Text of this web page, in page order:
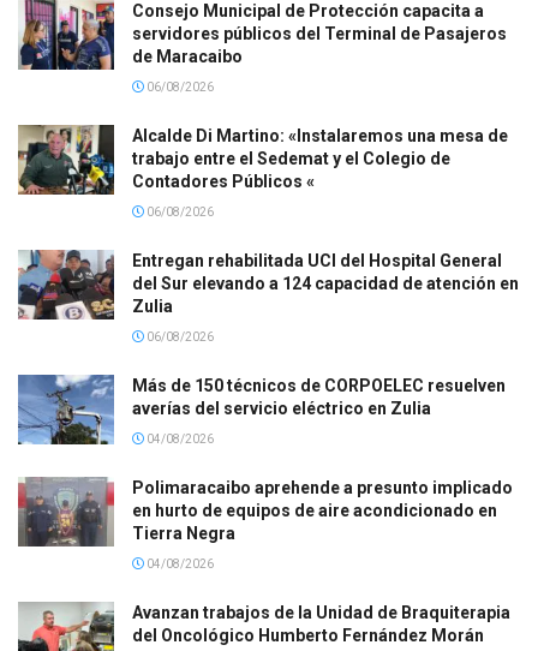
Consejo Municipal de Protección capacita a
servidores públicos del Terminal de Pasajeros
de Maracaibo
06/08/2026
Alcalde Di Martino: «Instalaremos una mesa de
trabajo entre el Sedemat y el Colegio de
Contadores Públicos «
06/08/2026
Entregan rehabilitada UCI del Hospital General
del Sur elevando a 124 capacidad de atención en
Zulia
06/08/2026
Más de 150 técnicos de CORPOELEC resuelven
averías del servicio eléctrico en Zulia
04/08/2026
Polimaracaibo aprehende a presunto implicado
en hurto de equipos de aire acondicionado en
Tierra Negra
04/08/2026
Avanzan trabajos de la Unidad de Braquiterapia
del Oncológico Humberto Fernández Morán